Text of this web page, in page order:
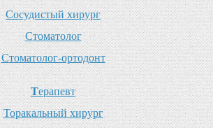
Сосудистый хирург
Стоматолог
Стоматолог-ортодонт
Терапевт
Торакальный хирург